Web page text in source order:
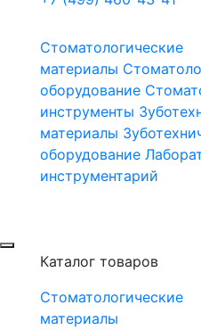
Стоматологические
материалы
оборудование
инструменты
материалы
оборудование
инструментарий
Каталог товаров
Стоматологические
материалы